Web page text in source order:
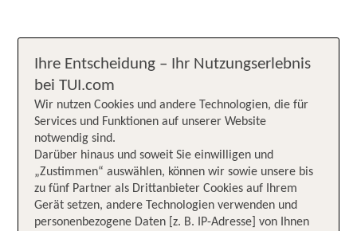
Ihre Entscheidung – Ihr Nutzungserlebnis
bei TUI.com
Wir nutzen Cookies und andere Technologien, die für
Services und Funktionen auf unserer Website
notwendig sind.
Darüber hinaus und soweit Sie einwilligen und
„Zustimmen“ auswählen, können wir sowie unsere bis
zu fünf Partner als Drittanbieter Cookies auf Ihrem
Gerät setzen, andere Technologien verwenden und
personenbezogene Daten [z. B. IP-Adresse] von Ihnen